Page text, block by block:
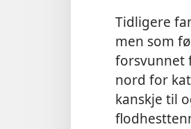
Tidligere
men som
forsvunnet
nord for
kanskje til